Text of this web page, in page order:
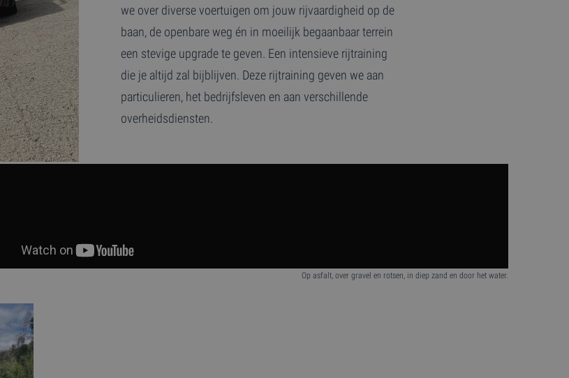
we over diverse voertuigen om jouw rijvaardigheid op de
baan, de openbare weg én in moeilijk begaanbaar terrein
een stevige upgrade te geven. Een intensieve rijtraining
die je altijd zal bijblijven. Deze rijtraining geven we aan
particulieren, het bedrijfsleven en aan verschillende
overheidsdiensten.
Op asfalt, over gravel en rotsen, in diep zand en door het water.